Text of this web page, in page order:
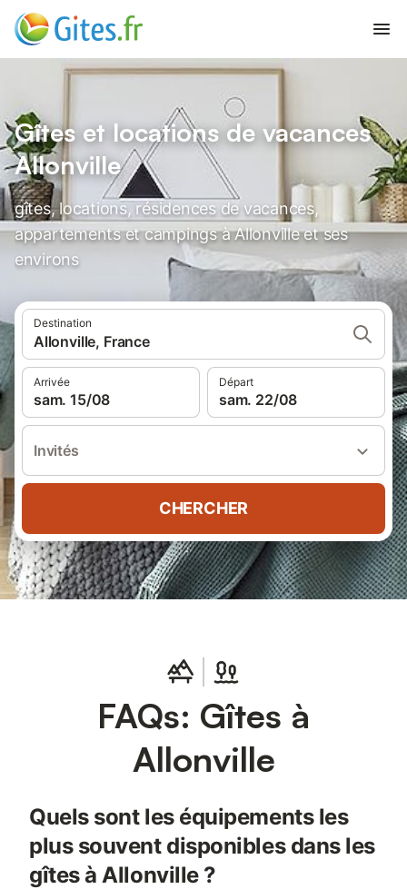
Gîtes et locations de vacances
Allonville
gîtes, locations, résidences de vacances,
appartements et campings à Allonville et ses
environs
Destination
Allonville, France
Arrivée
sam. 15/08
Départ
sam. 22/08
Invités
CHERCHER
FAQs: Gîtes à
Allonville
Quels sont les équipements les
plus souvent disponibles dans les
gîtes à Allonville ?